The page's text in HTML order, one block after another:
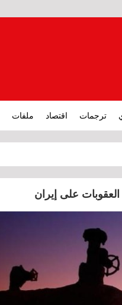
ترجمات اقتصاد ملفات